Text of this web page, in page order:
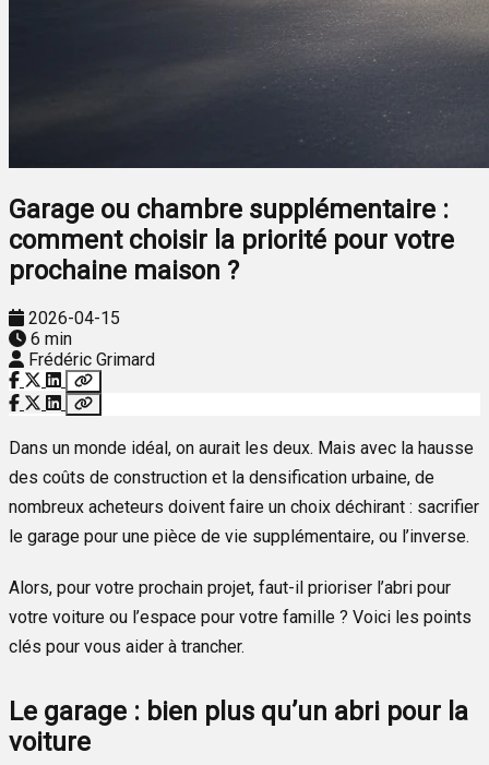
Garage ou chambre supplémentaire :
comment choisir la priorité pour votre
prochaine maison ?
2026-04-15
6 min
Frédéric Grimard
Dans un monde idéal, on aurait les deux. Mais avec la hausse
des coûts de construction et la densification urbaine, de
nombreux acheteurs doivent faire un choix déchirant : sacrifier
le garage pour une pièce de vie supplémentaire, ou l’inverse.
Alors, pour votre prochain projet, faut-il prioriser l’abri pour
votre voiture ou l’espace pour votre famille ? Voici les points
clés pour vous aider à trancher.
Le garage : bien plus qu’un abri pour la
voiture